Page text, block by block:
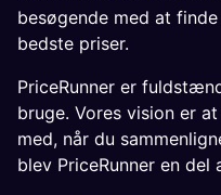
besøgende med at
bedste priser.
PriceRunner er
bruge. Vores vision er
med, når du
blev PriceRunner en del